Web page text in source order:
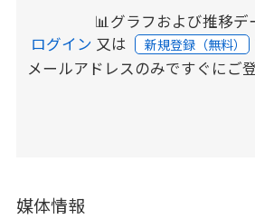
📊グラフおよび推移デ
ログイン 又は 新規登録（無料）
メールアドレスのみですぐにご
媒体情報